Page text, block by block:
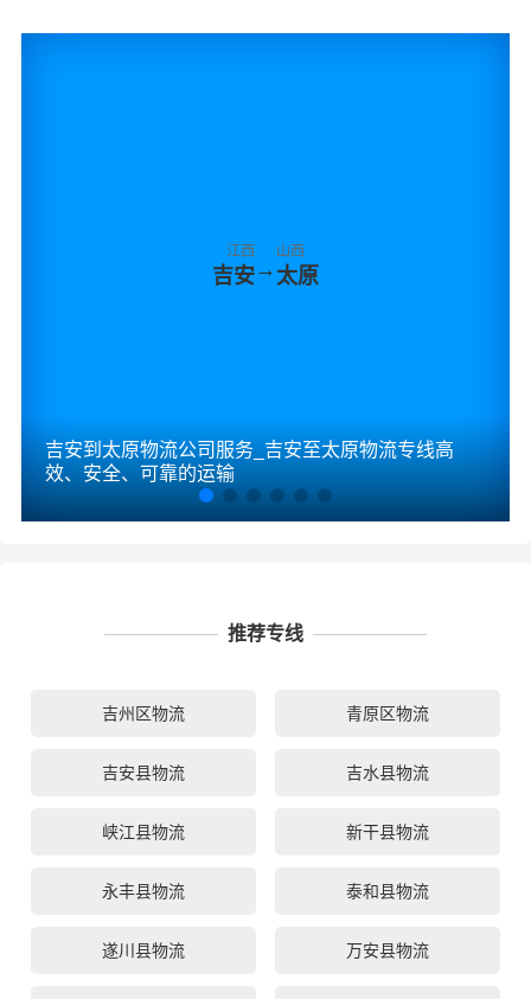
江西
吉安→
山西
太原
吉安到太原物流公司服务_吉安至太原物流专线高
效、安全、可靠的运输
推荐专线
吉州区物流 青原区物流
吉安县物流 吉水县物流
峡江县物流 新干县物流
永丰县物流 泰和县物流
遂川县物流 万安县物流